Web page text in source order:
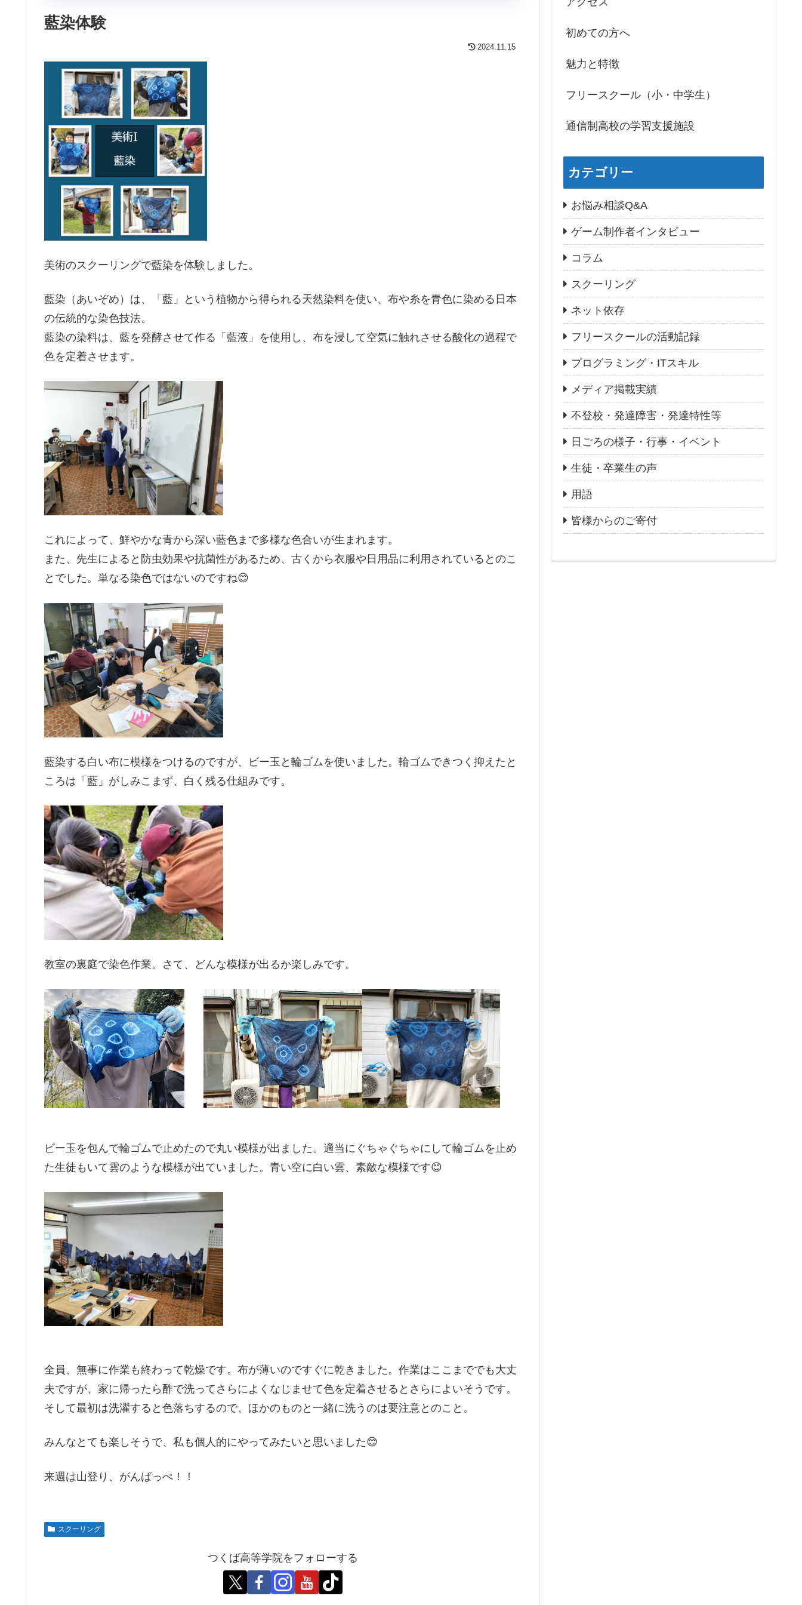
藍染体験
2024.11.15
美術のスクーリングで藍染を体験しました。
藍染（あいぞめ）は、「藍」という植物から得られる天然染料を使い、布や糸を青色に染める日本
の伝統的な染色技法。
藍染の染料は、藍を発酵させて作る「藍液」を使用し、布を浸して空気に触れさせる酸化の過程で
色を定着させます。
これによって、鮮やかな青から深い藍色まで多様な色合いが生まれます。
また、先生によると防虫効果や抗菌性があるため、古くから衣服や日用品に利用されているとのこ
とでした。単なる染色ではないのですね😊
藍染する白い布に模様をつけるのですが、ビー玉と輪ゴムを使いました。輪ゴムできつく抑えたと
ころは「藍」がしみこまず、白く残る仕組みです。
教室の裏庭で染色作業。さて、どんな模様が出るか楽しみです。
ビー玉を包んで輪ゴムで止めたので丸い模様が出ました。適当にぐちゃぐちゃにして輪ゴムを止め
た生徒もいて雲のような模様が出ていました。青い空に白い雲、素敵な模様です😊
全員、無事に作業も終わって乾燥です。布が薄いのですぐに乾きました。作業はここまででも大丈
夫ですが、家に帰ったら酢で洗ってさらによくなじませて色を定着させるとさらによいそうです。
そして最初は洗濯すると色落ちするので、ほかのものと一緒に洗うのは要注意とのこと。
みんなとても楽しそうで、私も個人的にやってみたいと思いました😊
来週は山登り、がんばっぺ！！
スクーリング
つくば高等学院をフォローする
初めての方へ
魅力と特徴
フリースクール（小・中学生）
通信制高校の学習支援施設
カテゴリー
お悩み相談Q&A
ゲーム制作者インタビュー
コラム
スクーリング
ネット依存
フリースクールの活動記録
プログラミング・ITスキル
メディア掲載実績
不登校・発達障害・発達特性等
日ごろの様子・行事・イベント
生徒・卒業生の声
用語
皆様からのご寄付